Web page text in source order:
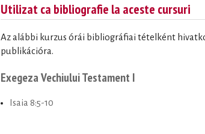
Utilizat ca bibliografie la aceste cursuri
Az alábbi kurzus órái bibliográfiai tételként
publikációra.
Exegeza Vechiului Testament I
Isaia 8:5-10